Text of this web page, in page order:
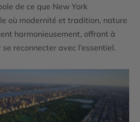
de ce que New York
où modernité et tradition, nature
harmonieusement, offrant à
reconnecter avec l’essentiel.